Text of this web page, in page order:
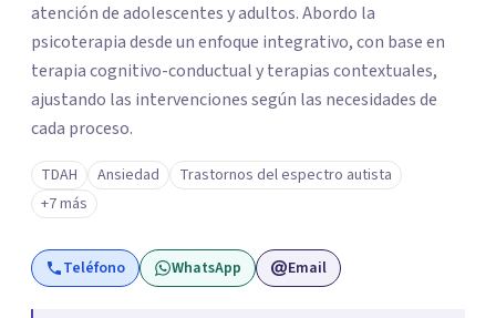
atención de adolescentes y adultos. Abordo la
psicoterapia desde un enfoque integrativo, con base en
terapia cognitivo-conductual y terapias contextuales,
ajustando las intervenciones según las necesidades de
cada proceso.
TDAH Ansiedad
Trastornos del espectro autista
+7 más
Teléfono WhatsApp Email